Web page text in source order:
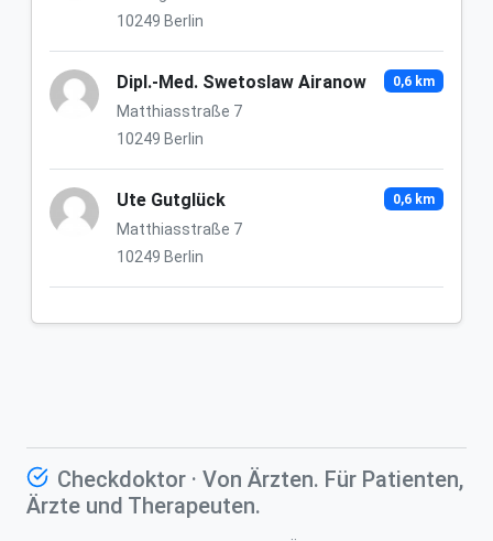
10249 Berlin
Dipl.-Med. Swetoslaw Airanow
Matthiasstraße 7
10249 Berlin
0,6 km
Ute Gutglück
Matthiasstraße 7
10249 Berlin
0,6 km
Checkdoktor · Von Ärzten. Für Patienten,
Ärzte und Therapeuten.